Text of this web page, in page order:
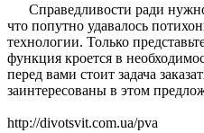
Справедливости ради
что попутно удавалось
технологии. Только
функция кроется в
перед вами стоит задача
заинтересованы в этом
http://divotsvit.com.ua/pva